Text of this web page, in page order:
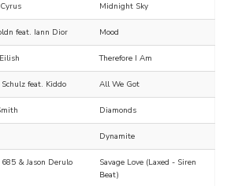
Midnight Sky
feat. Iann Dior Mood
Therefore I Am
feat. Kiddo All We Got
Diamonds
Dynamite
685 & Jason Derulo
Savage Love (Laxed - Siren
Beat)